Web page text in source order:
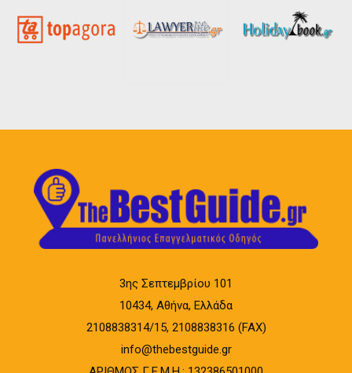
3ης Σεπτεμβρίου 101
10434, Αθήνα, Ελλάδα
2108838314/15, 2108838316 (FAX)
info@thebestguide.gr